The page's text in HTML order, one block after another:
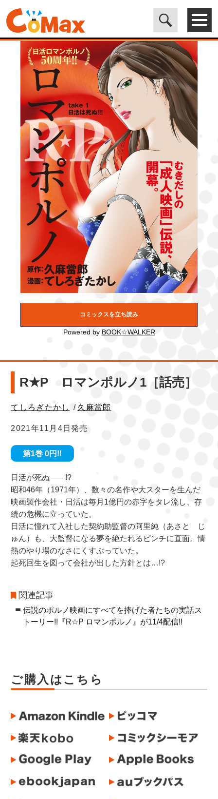
電子書籍マンガ CoMax(コマックス)公式サイト - 株式会社ICE>
ORIGINAL> R★P ロマンポルノ1［話売］
コミックスを立ち読み
Powered by BOOK☆WALKER
R★P ロマンポルノ1［話売］
てしろぎたかし / 久麻當郎
2021年11月4日発売
第1巻 0円‼
日活が死ぬ――!?
昭和46年（1971年）、数々の名作や大スターを生んだ
映画製作会社・日活は毎月1億円の赤字をタレ流し、存
続の危機に立っていた。
日活に憧れて入社した契約助監督の阿里純（あさと じ
ゅん）も、大監督になる夢を絶たれるピンチに直面。情
熱のやり場のなさにくすぶっていた。
起死回生を図って会社が出した方針とは…!?
関連記事
伝説のポルノ映画にすべてを捧げた者たちの実話ス
トーリー!!『R☆P ロマンポルノ』が11/4配信!!
ご購入はこちら